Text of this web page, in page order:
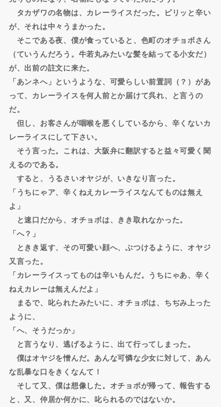
タカザワの名物は、カレーライスだった。ピリッと辛い
が、それは中々うまかった。
そこである夜、僕が食っていると、色町のオチョボさん
（ていうんだろう。牛若丸みたいな髪を結ってる小女だ）
が、出前の註文に来た。
「あンネへ」というような、可愛らしい前置詞（？）があ
って、カレーライスを何人前とか届けて呉れ、と言うの
だ。
但し、お客さんが咽喉を悪くしているから、辛くないカ
レーライスにして下さい。
そう言った。これは、大阪弁に翻訳すると益々可愛く聞
えるのである。
すると、うるさいオヤジが、いきなり言った。
「うちにゃア、辛くねえカレーライスなんてものは無え
よ」
と速口だから、オチョボは、きき取れなかった。
「へ？」
ときき返す、その可愛い顔へ、ぶつけるように、オヤジ
又言った。
「カレーライスってものは辛いもんだ。うちにゃあ、辛く
ねえカレーは無えんだよ」
まるで、叱られたみたいに、オチョボは、ちぢみ上った
ように、
「へ、そうだっか」
と言うなり、逃げるように、出て行ってしまった。
僕はオヤジを憎んだ。あんな可憐な少女に対して、あん
な乱暴な口をきくなんて！
そして又、僕は想像した。オチョボが帰って、報告する
と、又、仲居か何かに、叱られるのではないか。